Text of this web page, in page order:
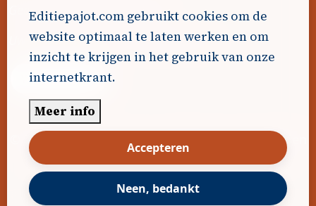
Geen advertenties gevonden.
Uw advertentie hier? Contacteer ons!
Word Partner!
© 2026
Algemene voorwaarden
|Disclaimer Privacybeleid Cookiebeleid|
Gerealiseerd doorDavidHosse.net
Editiepajot.com gebruikt cookies om de
website optimaal te laten werken en om
inzicht te krijgen in het gebruik van onze
internetkrant.
Meer info
Accepteren
Neen, bedankt